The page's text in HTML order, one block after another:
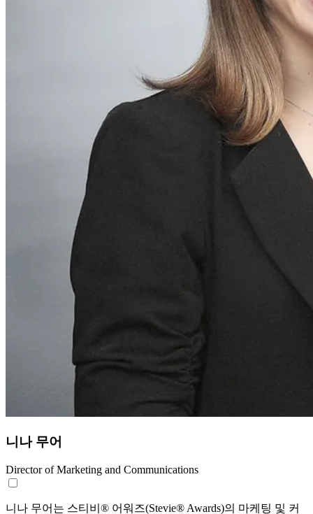
니나 무어
Director of Marketing and Communications
니나 무어는 스티비® 어워즈(Stevie® Awards)의 마케팅 및 커